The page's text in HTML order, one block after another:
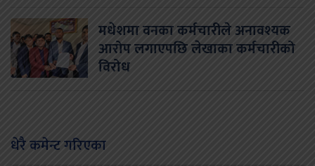
मधेशमा वनका कर्मचारीले अनावश्यक
आरोप लगाएपछि लेखाका कर्मचारीको
विरोध
धेरै कमेन्ट गरिएका